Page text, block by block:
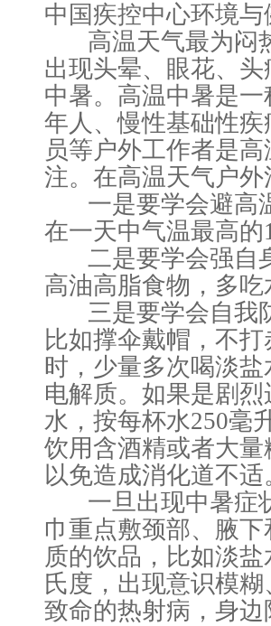
中国疾控中心环境
高温天气最为闷
出现头晕、眼花、
中暑。高温中暑是
年人、慢性基础性
员等户外工作者是
注。在高温天气户
一是要学会避高
在一天中气温最高
二是要学会强自
高油高脂食物，多
三是要学会自我
比如撑伞戴帽，不
时，少量多次喝淡
电解质。如果是剧
水，按每杯水250毫
饮用含酒精或者大
以免造成消化道不适
一旦出现中暑症
巾重点敷颈部、腋
质的饮品，比如淡
氏度，出现意识模
致命的热射病，身边